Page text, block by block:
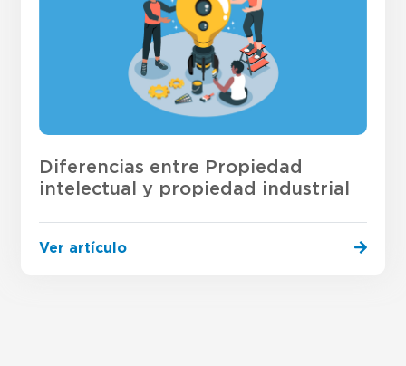
Diferencias entre Propiedad
intelectual y propiedad industrial
Ver artículo